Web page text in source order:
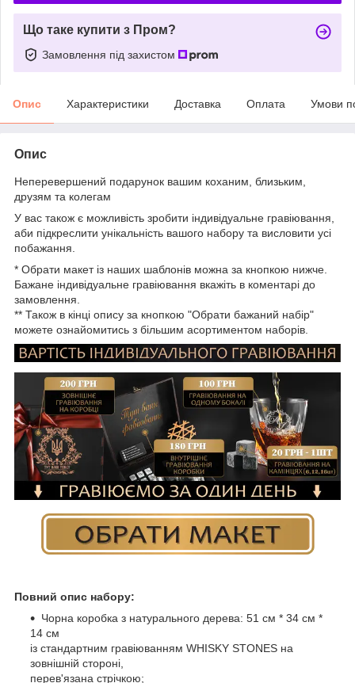
Що таке купити з Пром?
Замовлення під захистом
Опис Характеристики Доставка Оплата Умови
Опис
Неперевершений подарунок вашим коханим, близьким,
друзям та колегам
У вас також є можливість зробити індивідуальне гравіювання,
аби підкреслити унікальність вашого набору та висловити усі
побажання.
* Обрати макет із наших шаблонів можна за кнопкою нижче.
Бажане індивідуальне гравіювання вкажіть в коментарі до
замовлення.
** Також в кінці опису за кнопкою "Обрати бажаний набір"
можете ознайомитись з більшим асортиментом наборів.
Повний опис набору:
Чорна коробка з натурального дерева: 51 см * 34 см *
14 см
із стандартним гравіюванням WHISKY STONES на
зовнішній стороні,
перев'язана стрічкою;